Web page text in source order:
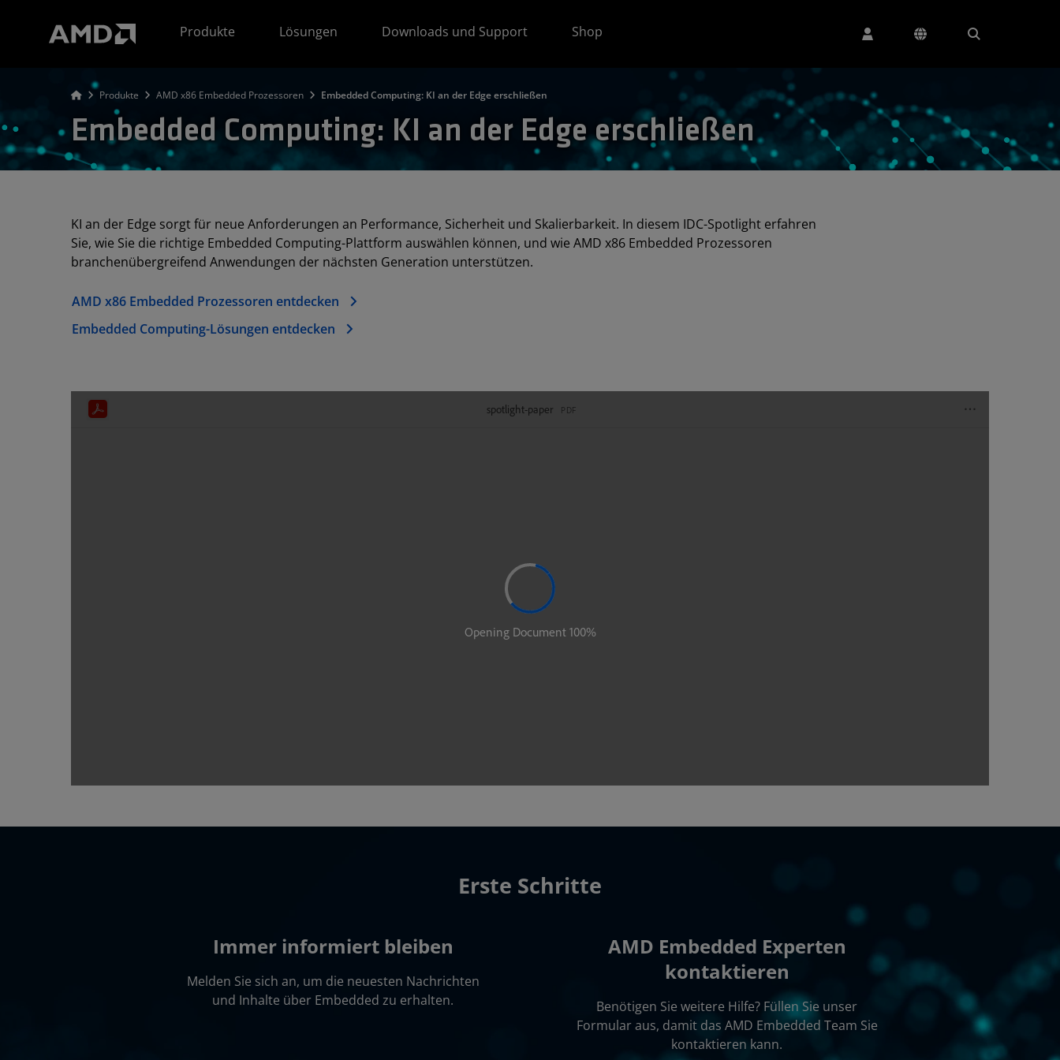
Produkte
Lösungen Downloads und Support Shop
Produkte AMD x86 Embedded Prozessoren Embedded Computing: KI an der Edge erschließen
Embedded Computing: KI an der Edge erschließen
KI an der Edge sorgt für neue Anforderungen an Performance, Sicherheit und Skalierbarkeit. In diesem IDC-Spotlight erfahren
Sie, wie Sie die richtige Embedded Computing-Plattform auswählen können, und wie AMD x86 Embedded Prozessoren
branchenübergreifend Anwendungen der nächsten Generation unterstützen.
AMD x86 Embedded Prozessoren entdecken
Embedded Computing-Lösungen entdecken
Erste Schritte
Immer informiert bleiben
Melden Sie sich an, um die neuesten Nachrichten
und Inhalte über Embedded zu erhalten.
AMD Embedded Experten
kontaktieren
Benötigen Sie weitere Hilfe? Füllen Sie unser
Formular aus, damit das AMD Embedded Team Sie
kontaktieren kann.